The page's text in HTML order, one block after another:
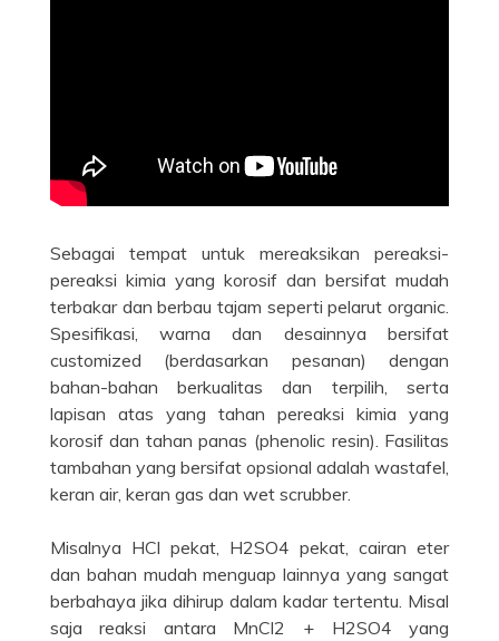
Sebagai tempat untuk mereaksikan pereaksi-
pereaksi kimia yang korosif dan bersifat mudah
terbakar dan berbau tajam seperti pelarut organic.
Spesifikasi, warna dan desainnya bersifat
customized (berdasarkan pesanan) dengan
bahan-bahan berkualitas dan terpilih, serta
lapisan atas yang tahan pereaksi kimia yang
korosif dan tahan panas (phenolic resin). Fasilitas
tambahan yang bersifat opsional adalah wastafel,
keran air, keran gas dan wet scrubber.
Misalnya HCl pekat, H2SO4 pekat, cairan eter
dan bahan mudah menguap lainnya yang sangat
berbahaya jika dihirup dalam kadar tertentu. Misal
saja reaksi antara MnCl2 + H2SO4 yang